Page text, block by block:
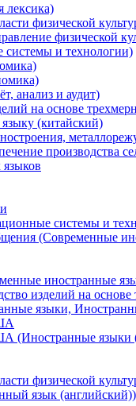
лексика)
физической
физической
и технологии)
анализ и аудит)
на основе
(китайский)
производства
системы и
(Современные
иностранные
изделий на
языки,
(Иностранные языки
физической
язык (английский))